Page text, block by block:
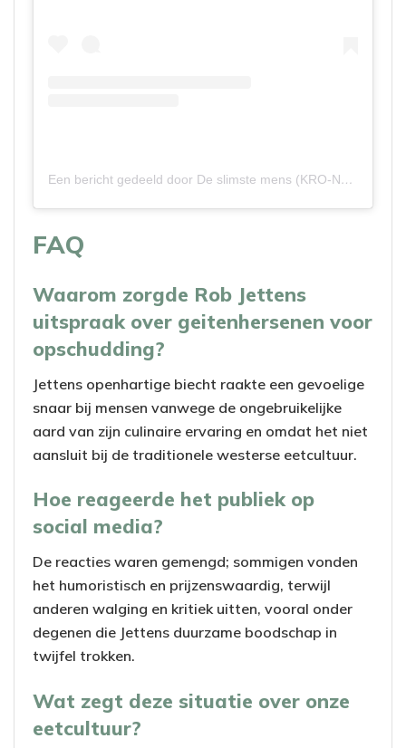
Een bericht gedeeld door De slimste mens (KRO-NCRV) (@deslimstemens_nl)
FAQ
Waarom zorgde Rob Jettens
uitspraak over geitenhersenen voor
opschudding?
Jettens openhartige biecht raakte een gevoelige
snaar bij mensen vanwege de ongebruikelijke
aard van zijn culinaire ervaring en omdat het niet
aansluit bij de traditionele westerse eetcultuur.
Hoe reageerde het publiek op
social media?
De reacties waren gemengd; sommigen vonden
het humoristisch en prijzenswaardig, terwijl
anderen walging en kritiek uitten, vooral onder
degenen die Jettens duurzame boodschap in
twijfel trokken.
Wat zegt deze situatie over onze
eetcultuur?